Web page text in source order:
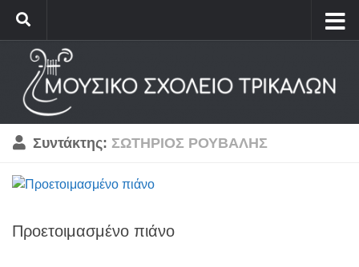
Συντάκτης: ΣΩΤΗΡΙΟΣ ΡΟΥΒΑΛΗΣ
Προετοιμασμένο πιάνο